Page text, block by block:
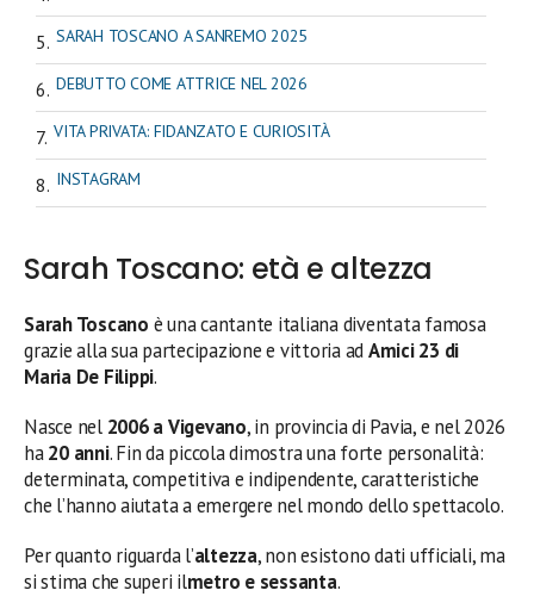
SARAH TOSCANO A SANREMO 2025
DEBUTTO COME ATTRICE NEL 2026
VITA PRIVATA: FIDANZATO E CURIOSITÀ
INSTAGRAM
Sarah Toscano: età e altezza
Sarah Toscano è una cantante italiana diventata famosa
grazie alla sua partecipazione e vittoria adAmici 23 di
Maria De Filippi.
Nasce nel 2006 a Vigevano, in provincia di Pavia, e nel 2026
ha20 anni. Fin da piccola dimostra una forte personalità:
determinata, competitiva e indipendente, caratteristiche
che l’hanno aiutata a emergere nel mondo dello spettacolo.
Per quanto riguarda l’altezza, non esistono dati ufficiali, ma
si stima che superi ilmetro e sessanta.